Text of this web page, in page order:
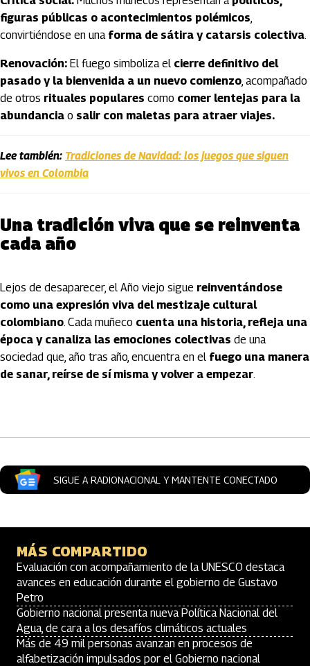
figuras públicas o acontecimientos polémicos,
convirtiéndose en una forma de sátira y catarsis colectiva.
Renovación: El fuego simboliza el cierre definitivo del
pasado y la bienvenida a un nuevo comienzo, acompañado
de otros rituales populares como comer lentejas para la
abundancia o salir con maletas para atraer viajes.
Lee también: Tradiciones de Navidad: los juegos que siguen
vivos en Colombia
Una tradición viva que se reinventa
cada año
Lejos de desaparecer, el Año viejo sigue reinventándose
como una expresión viva del mestizaje cultural
colombiano. Cada muñeco cuenta una historia, refleja una
época y canaliza las emociones colectivas de una
sociedad que, año tras año, encuentra en el fuego una manera
de sanar, reírse de sí misma y volver a empezar.
SIGUE A RADIONACIONAL Y MANTENTE CONECTADO
MÁS COMPARTIDO
Evaluación con acompañamiento de la UNESCO destaca
avances en educación durante el gobierno de Gustavo
Petro
Gobierno nacional presenta nueva Política Nacional del
Agua, de cara a los desafíos climáticos actuales
Más de 49 mil personas avanzan en procesos de
alfabetización impulsados por el Gobierno nacional